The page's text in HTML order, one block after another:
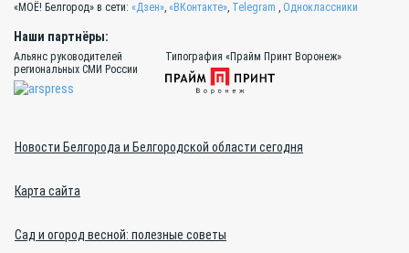
«МОЁ! Белгород» в сети: «Дзен», «ВКонтакте», Telegram , Одноклассники
Наши партнёры:
Альянс руководителей
региональных СМИ России
Типография «Прайм Принт Воронеж»
Новости Белгорода и Белгородской области сегодня
Карта сайта
Сад и огород весной: полезные советы